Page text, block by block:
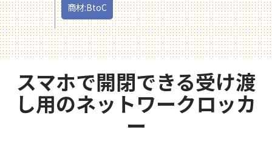
商材:BtoC
スマホで開閉できる受け渡
し用のネットワークロッカ
ー